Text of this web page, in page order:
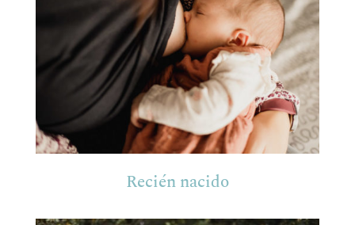
Recién nacido